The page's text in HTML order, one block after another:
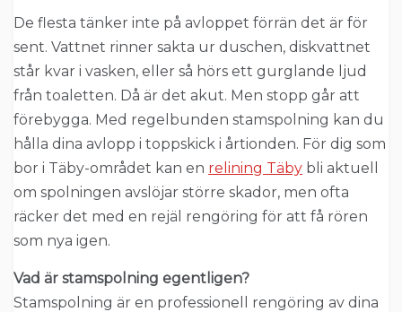
De flesta tänker inte på avloppet förrän det är för
sent. Vattnet rinner sakta ur duschen, diskvattnet
står kvar i vasken, eller så hörs ett gurglande ljud
från toaletten. Då är det akut. Men stopp går att
förebygga. Med regelbunden stamspolning kan du
hålla dina avlopp i toppskick i årtionden. För dig som
bor i Täby-området kan en relining Täby bli aktuell
om spolningen avslöjar större skador, men ofta
räcker det med en rejäl rengöring för att få rören
som nya igen.
Vad är stamspolning egentligen?
Stamspolning är en professionell rengöring av dina